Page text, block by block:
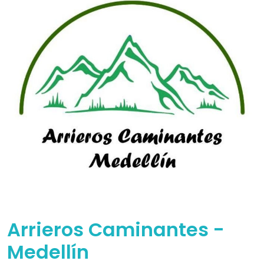
Arrieros Caminantes -
Medellín